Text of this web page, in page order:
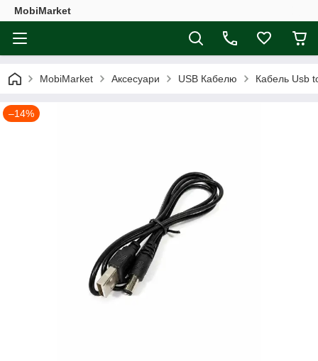
MobiMarket
MobiMarket Аксесуари USB Кабелю Кабель Usb
–14%